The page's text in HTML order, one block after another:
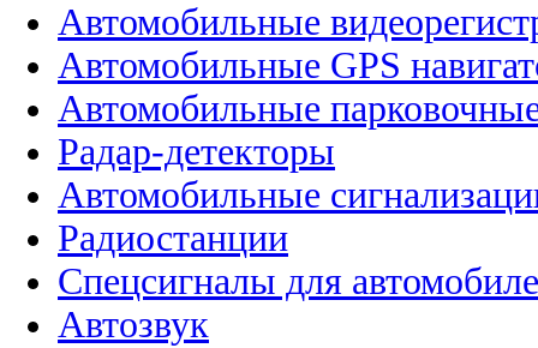
Автомобильные
Автомобильные GPS
Автомобильные
Радар-детекторы
Автомобильные
Радиостанции
Спецсигналы для
Автозвук